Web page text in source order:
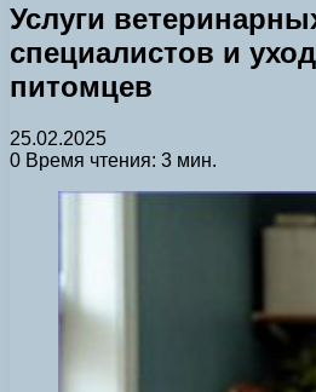
Услуги
специалистов и
питомцев
25.02.2025
0 Время чтения: 3 мин.